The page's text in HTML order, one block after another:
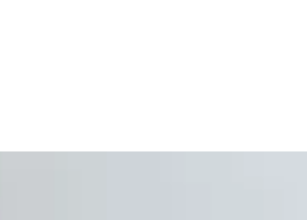
(ISO 140-8). Dichte: 25 kg / m³.
PRINZ AquaStop Combi PLUS